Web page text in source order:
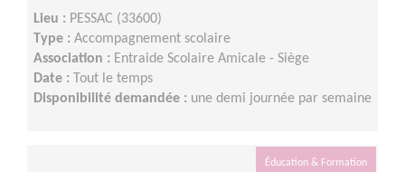
Lieu : PESSAC (33600)
Type : Accompagnement scolaire
Association : Entraide Scolaire Amicale - Siège
Date : Tout le temps
Disponibilité demandée : une demi journée par semaine
Éducation & Formation